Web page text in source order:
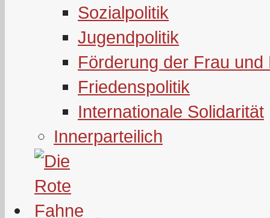
Sozialpolitik
Jugendpolitik
Förderung der Frau und
Friedenspolitik
Internationale Solidarität
Innerparteilich